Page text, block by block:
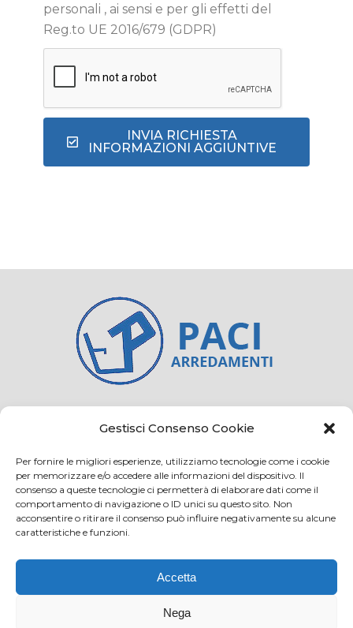
Gestisci Consenso Cookie
Per fornire le migliori esperienze, utilizziamo tecnologie come i cookie
per memorizzare e/o accedere alle informazioni del dispositivo. Il
consenso a queste tecnologie ci permetterà di elaborare dati come il
comportamento di navigazione o ID unici su questo sito. Non
acconsentire o ritirare il consenso può influire negativamente su alcune
caratteristiche e funzioni.
Accetta
Nega
personali , ai sensi e per gli effetti del
Reg.to UE 2016/679 (GDPR)
INVIA RICHIESTA
INFORMAZIONI AGGIUNTIVE
Credits Privacy and cookie
Via Virginio 358/360
Loc. Anselmo 50025 Montespertoli (FI)
E-mail: info@paciarrediscolastici.com
PEC: pacisrl@interfreepec.it
Tel e Fax: +39 0571 675108
PI e CF: 05012160486 Registro delle Imprese di